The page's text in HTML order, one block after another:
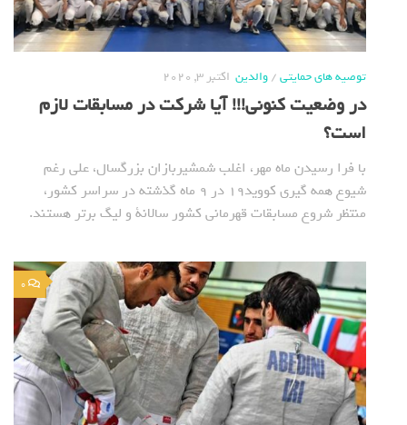
توصیه های حمایتی/والدین اکتبر 3, 2020
در وضعیت کنونی!!! آیا شرکت در مسابقات لازم
است؟
با فرا رسیدن ماه مهر، اغلب شمشیربازان بزرگسال، علی رغم
شیوع همه گیری کووید19 در 9 ماه گذشته در سراسر کشور،
منتظر شروع مسابقات قهرمانی کشور سالانة و لیگ برتر هستند.
0